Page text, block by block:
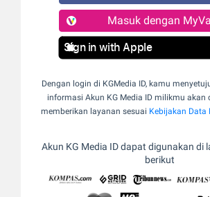
Masuk dengan
Sign in with Apple
Dengan login di KGMedia ID, kamu
informasi Akun KG Media ID milikmu akan
memberikan layanan sesuai Kebijakan Data
Akun KG Media ID dapat digunakan di
berikut